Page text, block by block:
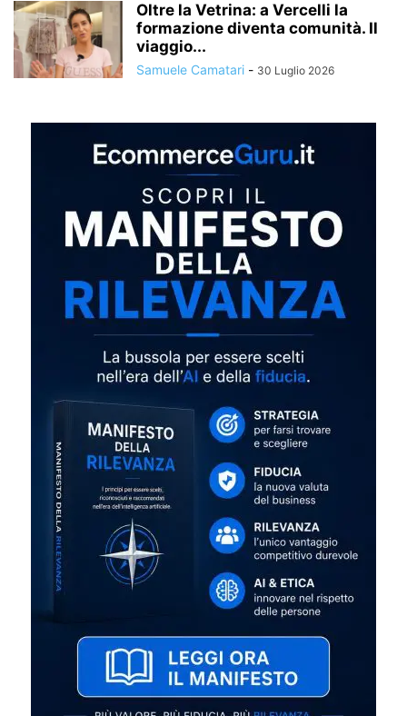
Oltre la Vetrina: a Vercelli la
formazione diventa comunità. Il
viaggio...
Samuele Camatari - 30 Luglio 2026